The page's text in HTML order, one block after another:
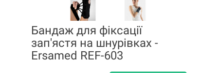
Бандаж для фіксації
зап'ястя на шнурівках -
Ersamed REF-603